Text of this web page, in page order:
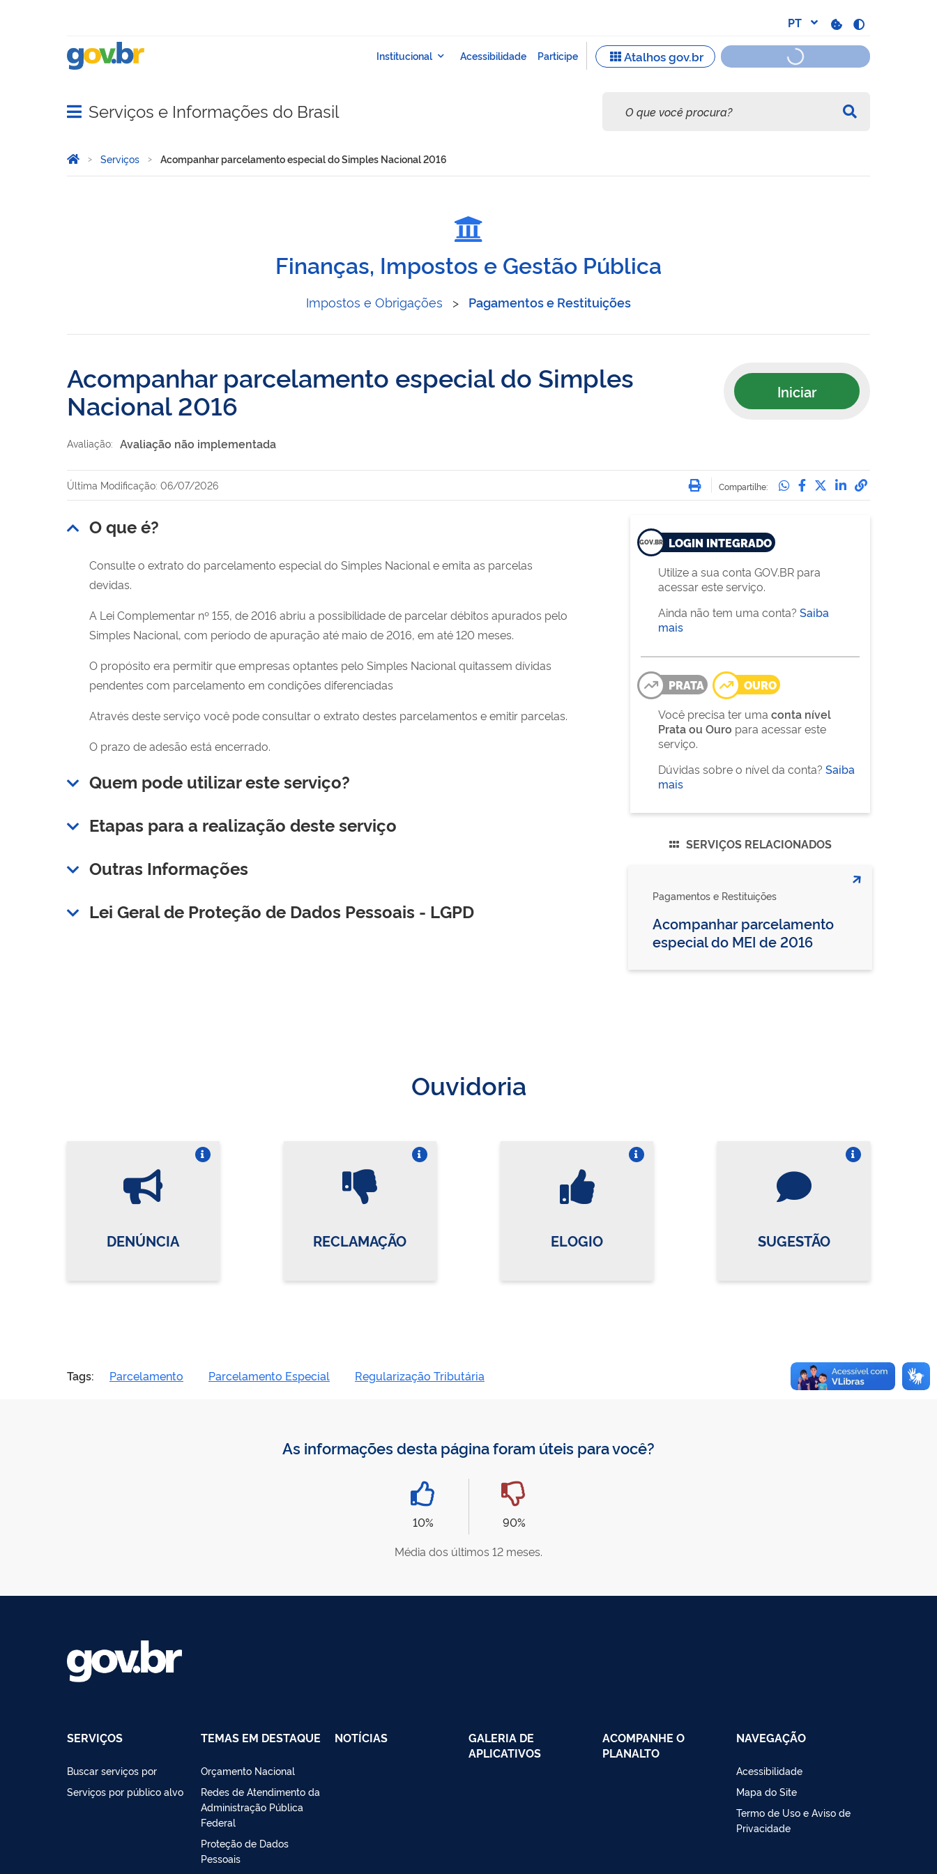
Abrir menu principal de navegação
Serviços e Informações do Brasil
Você está aqui:
Página Inicial
Serviços Acompanhar parcelamento especial do Simples Nacional 2016
Finanças, Impostos e Gestão Pública
Impostos e Obrigações > Pagamentos e Restituições
Acompanhar parcelamento especial do Simples
Nacional 2016
Iniciar
Avaliação: Avaliação não implementada
Imprimir
Compartilhe: Compartilhe no
Compartilhe no
Compartilhe no
Compartilhe
Última Modificação: 06/07/2026
O que é?
Consulte o extrato do parcelamento especial do Simples Nacional e emita as parcelas
devidas.
A Lei Complementar nº 155, de 2016 abriu a possibilidade de parcelar débitos apurados pelo
Simples Nacional, com período de apuração até maio de 2016, em até 120 meses.
O propósito era permitir que empresas optantes pelo Simples Nacional quitassem dívidas
pendentes com parcelamento em condições diferenciadas
Através deste serviço você pode consultar o extrato destes parcelamentos e emitir parcelas.
O prazo de adesão está encerrado.
Quem pode utilizar este serviço?
Etapas para a realização deste serviço
Outras Informações
Lei Geral de Proteção de Dados Pessoais - LGPD
LOGIN INTEGRADO
Utilize a sua conta GOV.BR para
acessar este serviço.
Ainda não tem uma conta? Saiba
mais
PRATA
OURO
Você precisa ter uma conta nível
Prata ou Ouro para acessar este
serviço.
Dúvidas sobre o nível da conta? Saiba
mais
SERVIÇOS RELACIONADOS
Pagamentos e Restituições
Acompanhar parcelamento
especial do MEI de 2016
Ouvidoria
DENÚNCIA RECLAMAÇÃO ELOGIO SUGESTÃO
Tags: Parcelamento Parcelamento Especial Regularização Tributária
As informações desta página foram úteis para você?
10%
90%
Média dos últimos 12 meses.
SERVIÇOS
Buscar serviços por
Serviços por público alvo
TEMAS EM DESTAQUE
Orçamento Nacional
Redes de Atendimento da
Administração Pública
Federal
Proteção de Dados
Pessoais
NOTÍCIAS
GALERIA DE
APLICATIVOS
ACOMPANHE O
PLANALTO
NAVEGAÇÃO
Acessibilidade
Mapa do Site
Termo de Uso e Aviso de
Privacidade